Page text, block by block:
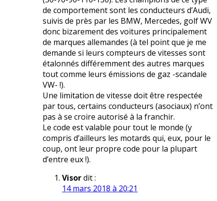
de comportement sont les conducteurs d’Audi,
suivis de près par les BMW, Mercedes, golf WV
donc bizarement des voitures principalement
de marques allemandes (à tel point que je me
demande si leurs compteurs de vitesses sont
étalonnés différemment des autres marques
tout comme leurs émissions de gaz -scandale
VW- !).
Une limitation de vitesse doit être respectée
par tous, certains conducteurs (asociaux) n’ont
pas à se croire autorisé à la franchir.
Le code est valable pour tout le monde (y
compris d’ailleurs les motards qui, eux, pour le
coup, ont leur propre code pour la plupart
d’entre eux !).
Visordit :
14 mars 2018 à 20:21